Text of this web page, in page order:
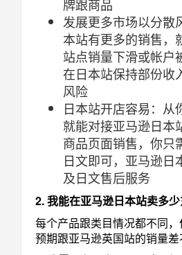
牌跟商品
发展更多市场以分散
本站有更多的销售，
站点销量下滑或帐户
在日本站保持部份收
风险
日本站开店容易：从
就能对接亚马逊日本
商品页面销售，你只
日文即可，亚马逊日
及日文售后服务
2. 我能在亚马逊日本站卖多少
每个产品跟类目情况都不同
预期跟亚马逊英国站的销量差